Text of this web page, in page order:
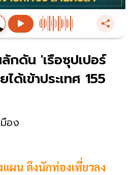
กดัน 'เรือซุปเปอร์
ด้เข้าประเทศ 155
อง
แผน ดึงนักท่องเที่ยวลง